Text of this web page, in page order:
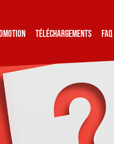
TÉLÉCHARGEMENTS FAQ